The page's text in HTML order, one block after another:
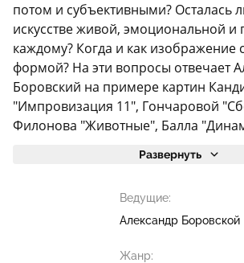
потом и субъективными? Осталась
искусстве живой, эмоциональной и
каждому? Когда и как изображение
формой? На эти вопросы отвечает
Боровский на примере картин
"Импровизация 11", Гончаровой
Филонова "Животные", Балла
Развернуть
Ведущие:
Александр Боровской
Жанр: